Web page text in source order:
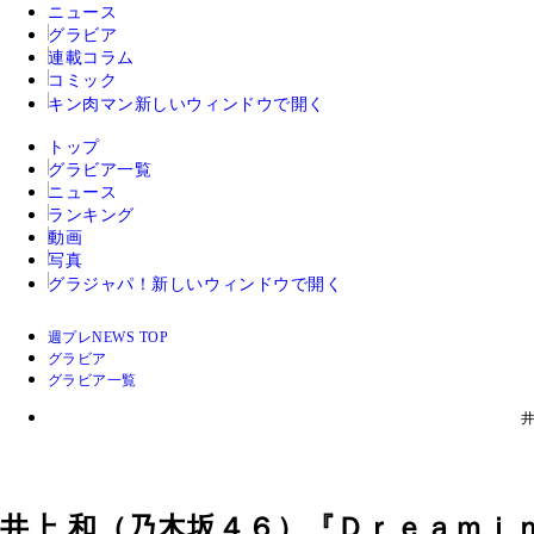
ニュース
グラビア
連載コラム
コミック
キン肉マン 新しいウィンドウで開く
トップ
グラビア一覧
ニュース
ランキング
動画
写真
グラジャパ！ 新しいウィンドウで開く
週プレNEWS TOP
グラビア
グラビア一覧
井上 和（乃木坂４６）『Ｄｒｅａｍｉ